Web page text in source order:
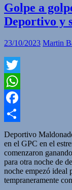
Golpe a
Deportivo y
23/10/2023 Martin
Twitter
WhatsApp
Facebook
Compartir
Deportivo
en el GPC en el
comenzaron
para otra noche de
noche empezó ideal
tempraneramente